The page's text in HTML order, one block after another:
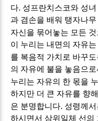
다. 성프란치스코와 성
과 겸손을 배워 탱자나
자신을 묶어놓는 모든
이 누리는 내면의 자유
를 복음적 가치로 바꾸
의 자유에 불을 놓음으
누리는 자유의 한 몫을
하지만 더 큰 자유를 향
은 분명합니다. 성령께
하시면서 삼위일체 선의